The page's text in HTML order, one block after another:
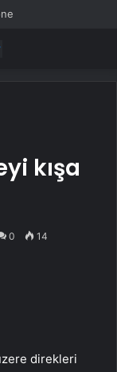
kışa
0 14
direkleri